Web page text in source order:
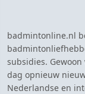
badmintonline.nl
subsidies.
dag opnieuw
Nederlandse en